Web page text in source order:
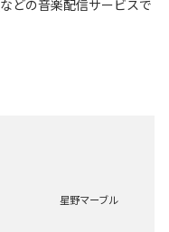
などの音楽配信サービスで
星野マーブル